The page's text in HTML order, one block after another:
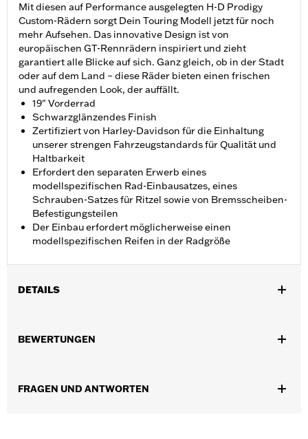
Mit diesen auf Performance ausgelegten H-D Prodigy
Custom-Rädern sorgt Dein Touring Modell jetzt für noch
mehr Aufsehen. Das innovative Design ist von
europäischen GT-Rennrädern inspiriert und zieht
garantiert alle Blicke auf sich. Ganz gleich, ob in der Stadt
oder auf dem Land – diese Räder bieten einen frischen
und aufregenden Look, der auffällt.
19" Vorderrad
Schwarzglänzendes Finish
Zertifiziert von Harley-Davidson für die Einhaltung
unserer strengen Fahrzeugstandards für Qualität und
Haltbarkeit
Erfordert den separaten Erwerb eines
modellspezifischen Rad-Einbausatzes, eines
Schrauben-Satzes für Ritzel sowie von Bremsscheiben-
Befestigungsteilen
Der Einbau erfordert möglicherweise einen
modellspezifischen Reifen in der Radgröße
DETAILS
serienmäßig mit HD-Prodigy Rädern ausgestattet, sowie FLHX
BEWERTUNGEN
FRAGEN UND ANTWORTEN